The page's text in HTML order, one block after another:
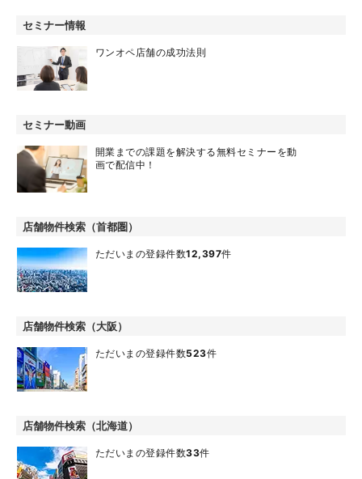
セミナー情報
ワンオペ店舗の成功法則
セミナー動画
開業までの課題を解決する無料セミナーを動
画で配信中！
店舗物件検索（首都圏）
ただいまの登録件数12,397件
店舗物件検索（大阪）
ただいまの登録件数523件
店舗物件検索（北海道）
ただいまの登録件数33件